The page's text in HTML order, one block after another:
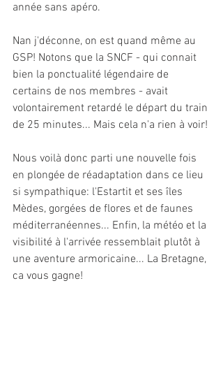
année sans apéro.
Nan j'déconne, on est quand même au
GSP! Notons que la SNCF - qui connait
bien la ponctualité légendaire de
certains de nos membres - avait
volontairement retardé le départ du train
de 25 minutes... Mais cela n'a rien à voir!
Nous voilà donc parti une nouvelle fois
en plongée de réadaptation dans ce lieu
si sympathique: l'Estartit et ses îles
Mèdes, gorgées de flores et de faunes
méditerranéennes... Enfin, la météo et la
visibilité à l'arrivée ressemblait plutôt à
une aventure armoricaine... La Bretagne,
ca vous gagne!